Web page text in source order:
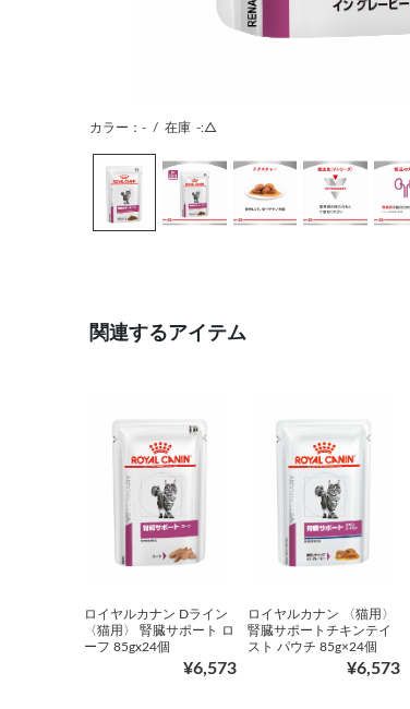
カラー：- / 在庫 -:△
関連するアイテム
ロイヤルカナン Dライン
〈猫用〉 腎臓サポート ロ
ーフ 85gx24個
¥6,573
ロイヤルカナン 〈猫用〉
腎臓サポートチキンテイ
スト パウチ 85g×24個
¥6,573